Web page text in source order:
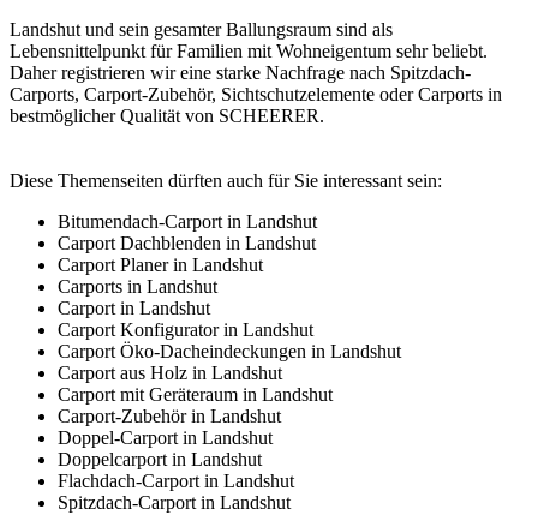
Landshut und sein gesamter Ballungsraum sind als
Lebensnittelpunkt für Familien mit Wohneigentum sehr beliebt.
Daher registrieren wir eine starke Nachfrage nach Spitzdach-
Carports, Carport-Zubehör, Sichtschutzelemente oder Carports in
bestmöglicher Qualität von SCHEERER.
Diese Themenseiten dürften auch für Sie interessant sein:
Bitumendach-Carport in Landshut
Carport Dachblenden in Landshut
Carport Planer in Landshut
Carports in Landshut
Carport in Landshut
Carport Konfigurator in Landshut
Carport Öko-Dacheindeckungen in Landshut
Carport aus Holz in Landshut
Carport mit Geräteraum in Landshut
Carport-Zubehör in Landshut
Doppel-Carport in Landshut
Doppelcarport in Landshut
Flachdach-Carport in Landshut
Spitzdach-Carport in Landshut